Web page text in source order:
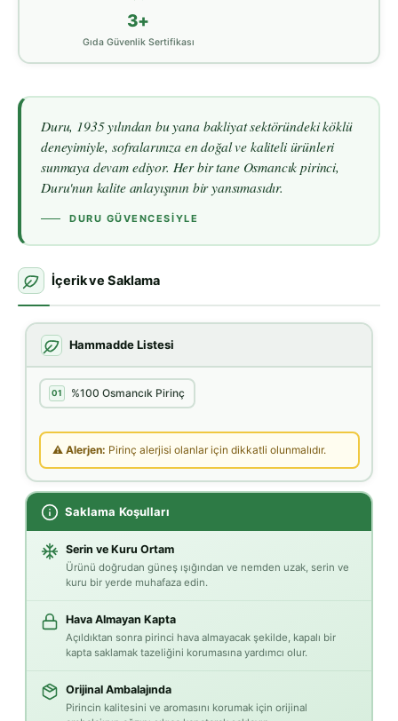
3+
Gıda Güvenlik Sertifikası
Duru, 1935 yılından bu yana bakliyat sektöründeki köklü
deneyimiyle, sofralarınıza en doğal ve kaliteli ürünleri
sunmaya devam ediyor. Her bir tane Osmancık pirinci,
Duru'nun kalite anlayışının bir yansımasıdır.
DURU GÜVENCESIYLE
İçerik ve Saklama
Hammadde Listesi
01 %100 Osmancık Pirinç
⚠ Alerjen: Pirinç alerjisi olanlar için dikkatli olunmalıdır.
Saklama Koşulları
Serin ve Kuru Ortam
Ürünü doğrudan güneş ışığından ve nemden uzak, serin ve
kuru bir yerde muhafaza edin.
Hava Almayan Kapta
Açıldıktan sonra pirinci hava almayacak şekilde, kapalı bir
kapta saklamak tazeliğini korumasına yardımcı olur.
Orijinal Ambalajında
Pirincin kalitesini ve aromasını korumak için orijinal